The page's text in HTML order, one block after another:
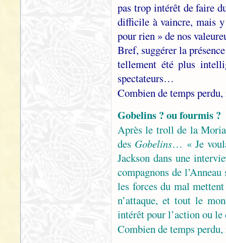
pas trop intérêt de faire
difficile à vaincre, mais
pour rien » de nos
Bref, suggérer la
tellement été plus
spectateurs…
Combien de temps
Gobelins ? ou fourmis ?
Après le troll de la
des Gobelins… « Je
Jackson dans une
compagnons de
les forces du mal
n’attaque, et tout le
intérêt pour l’action ou
Combien de temps